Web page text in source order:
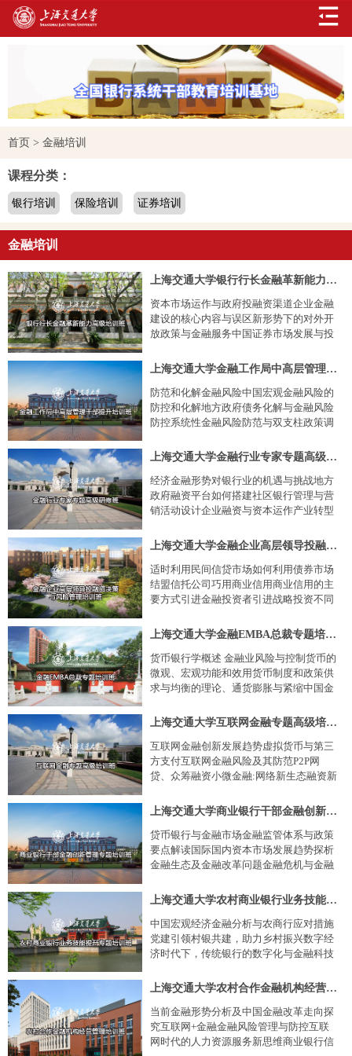
首页 > 金融培训
课程分类：
银行培训 保险培训 证券培训
金融培训
上海交通大学银行行长金融革新能力高级培训班
资本市场运作与政府投融资渠道企业金融
建设的核心内容与误区新形势下的对外开
放政策与金融服务中国证券市场发展与投
模式移动互联网金融的新模式大数据时代
的到来互联网金融的营销特性大数据与产
品创新传统企业对大数据的依赖
上海交通大学金融工作局中高层管理干部提升培训班
防范和化解金融风险中国宏观金融风险的
防控和化解地方政府债务化解与金融风险
防控系统性金融风险防范与双支柱政策调
型"金融危机是当务之急搭建"政银企＂平
台 加强金融服务 助力企业全面复工复产
从疫情防控中信息化的得失看金融科技的
变革与未来国家···
上海交通大学金融行业专家专题高级研修班
经济金融形势对银行业的机遇与挑战地方
政府融资平台如何搭建社区银行管理与营
销活动设计企业融资与资本运作产业转型
思维当前中国宏观经济的热点、困局与突
破互联网金融创新发展趋势虚拟货币与第
三方支付互联网金融风险及其防范小微金
融:网络新生态融资新模式
上海交通大学金融企业高层领导投融资决策与风险管理培训班
适时利用民间信贷市场如何利用债券市场
结盟信托公司巧用商业信用商业信用的主
要方式引进金融投资者引进战略投资不同
展所需的大额资金企业价值评估的基本方
法企业价值评估的收益途径企业价值评估
中的溢价与折价如何应用期权定价模型企
业价值评估实务
上海交通大学金融EMBA总裁专题培训班
货币银行学概述 金融业风险与控制货币的
微观、宏观功能和效用货币制度和政策供
求与均衡的理论、通货膨胀与紧缩中国金
险类别商业银行信用评级体系和模型分析
现代商业银行如何控制信用风险宏观经济
与投资战略 公司治理宏观经济形势分析全
球资本市场与中国资本市场发展趋势产业
结构调整···
上海交通大学互联网金融专题高级培训班
互联网金融创新发展趋势虚拟货币与第三
方支付互联网金融风险及其防范P2P网
贷、众筹融资小微金融:网络新生态融资新
上海交通大学商业银行干部金融创新管理专题培训班
贷币银行与金融市场金融监管体系与政策
要点解读国际国内资本市场发展趋势探析
金融生态及金融改革问题金融危机与金融
维与移动商务生态圈商业银行的公司治理
缺陷与完善银行资源整合与盈利模式创新
外资银行的经营战略与管理创新投融资与
资本运作
上海交通大学农村商业银行业务技能提升专题培训班
中国宏观经济金融分析与农商行应对措施
党建引领村银共建，助力乡村振兴数字经
济时代下，传统银行的数字化与金融科技
究互联网金融发展与农商行普惠金融服务
如何回归金融本源：以AFR微贷项目发展
为例区域金融信贷模式创新暨贷前风险甄
别与营销双···
上海交通大学农村合作金融机构经营管理培训班
当前金融形势分析及中国金融改革走向探
究互联网+金融金融风险管理与防控互联
网时代的人力资源服务新思维商业银行信